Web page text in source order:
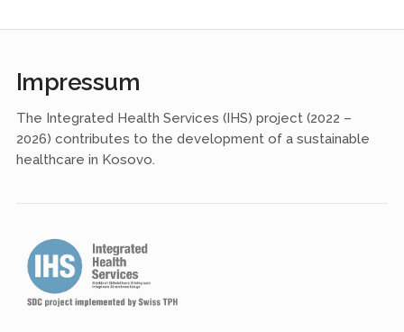
Impressum
The Integrated Health Services (IHS) project (2022 –
2026) contributes to the development of a sustainable
healthcare in Kosovo.